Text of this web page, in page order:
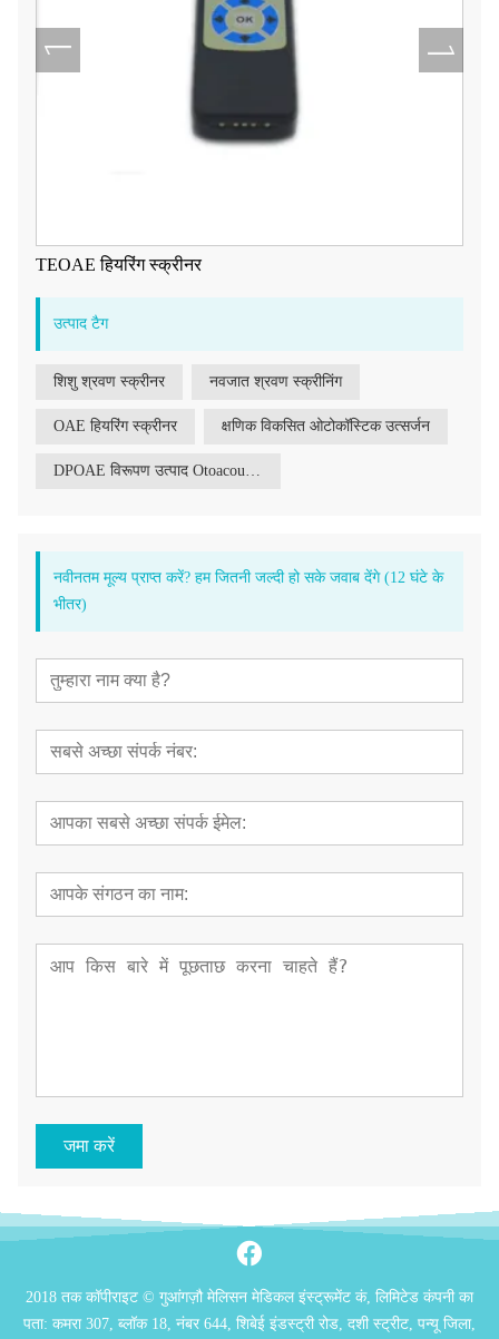
TEOAE हियरिंग स्क्रीनर
उत्पाद टैग
शिशु श्रवण स्क्रीनर नवजात श्रवण स्क्रीनिंग
OAE हियरिंग स्क्रीनर क्षणिक विकसित ओटोकॉस्टिक उत्सर्जन
नवीनतम मूल्य प्राप्त करें? हम जितनी जल्दी हो सके जवाब देंगे (12 घंटे के
भीतर)
जमा करें
2018 तक कॉपीराइट © गुआंगज़ौ मेलिसन मेडिकल इंस्ट्रूमेंट कं, लिमिटेड कंपनी का
पता: कमरा 307, ब्लॉक 18, नंबर 644, शिबेई इंडस्ट्री रोड, दशी स्ट्रीट, पन्यू जिला,